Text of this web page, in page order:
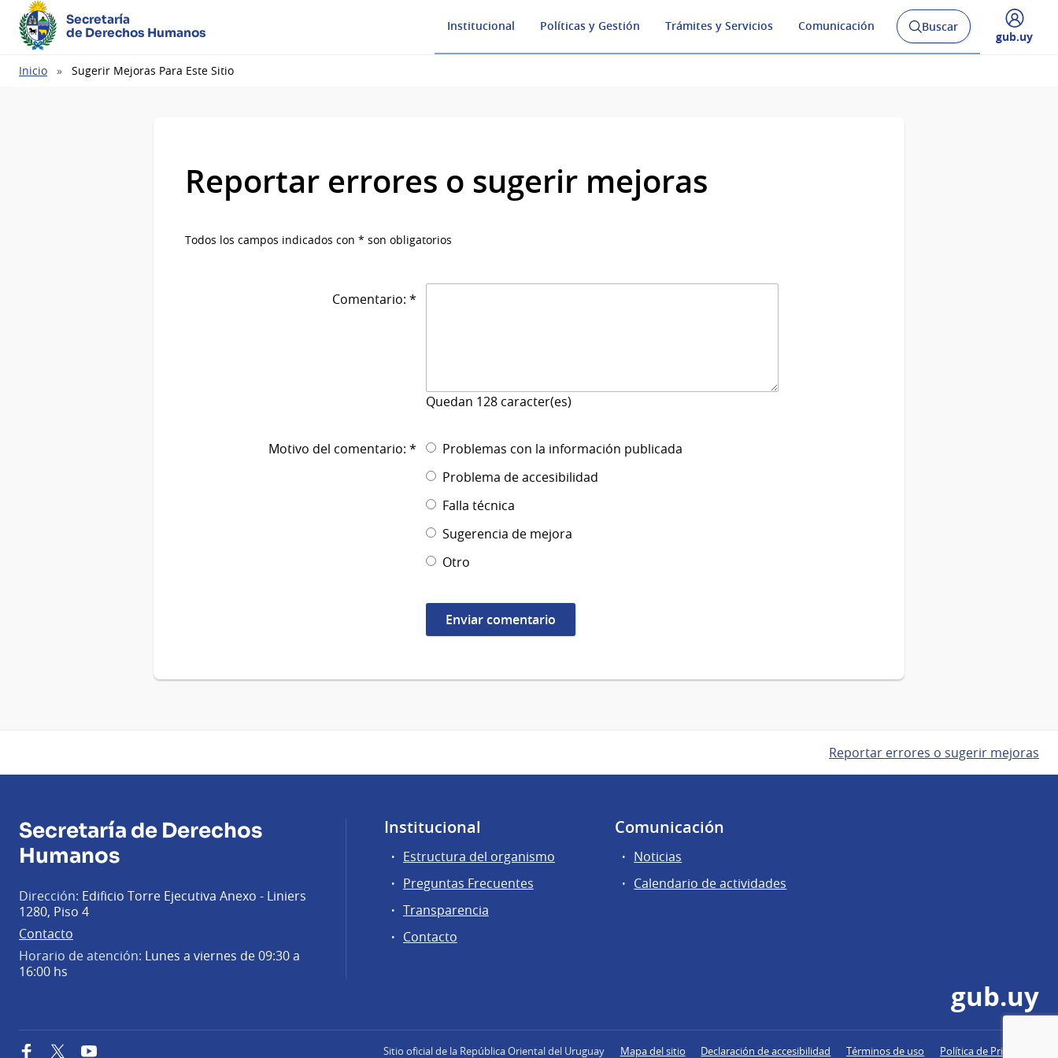
Secretaría
de Derechos Humanos
Institucional Políticas y Gestión Trámites y Servicios Comunicación
Abrir
buscador
Buscar
Desplegar
gub.uy
Ruta
Inicio Sugerir Mejoras Para Este Sitio
Reportar errores o sugerir mejoras
Todos los campos indicados con * son obligatorios
Comentario: *
Quedan 128 caracter(es)
Motivo del comentario: *
Problemas con la información publicada
Problema de accesibilidad
Falla técnica
Sugerencia de mejora
Otro
Reportar errores o sugerir mejoras
Secretaría de Derechos
Humanos
Dirección: Edificio Torre Ejecutiva Anexo - Liniers
1280, Piso 4
Contacto
Horario de atención: Lunes a viernes de 09:30 a
16:00 hs
Institucional
Estructura del organismo
Preguntas Frecuentes
Transparencia
Contacto
Comunicación
Noticias
Calendario de actividades
gub.uy
FacebookTwitterYouTube Sitio oficial de la República Oriental del Uruguay Mapa del sitio Declaración de accesibilidad Términos de uso Política de Privacidad